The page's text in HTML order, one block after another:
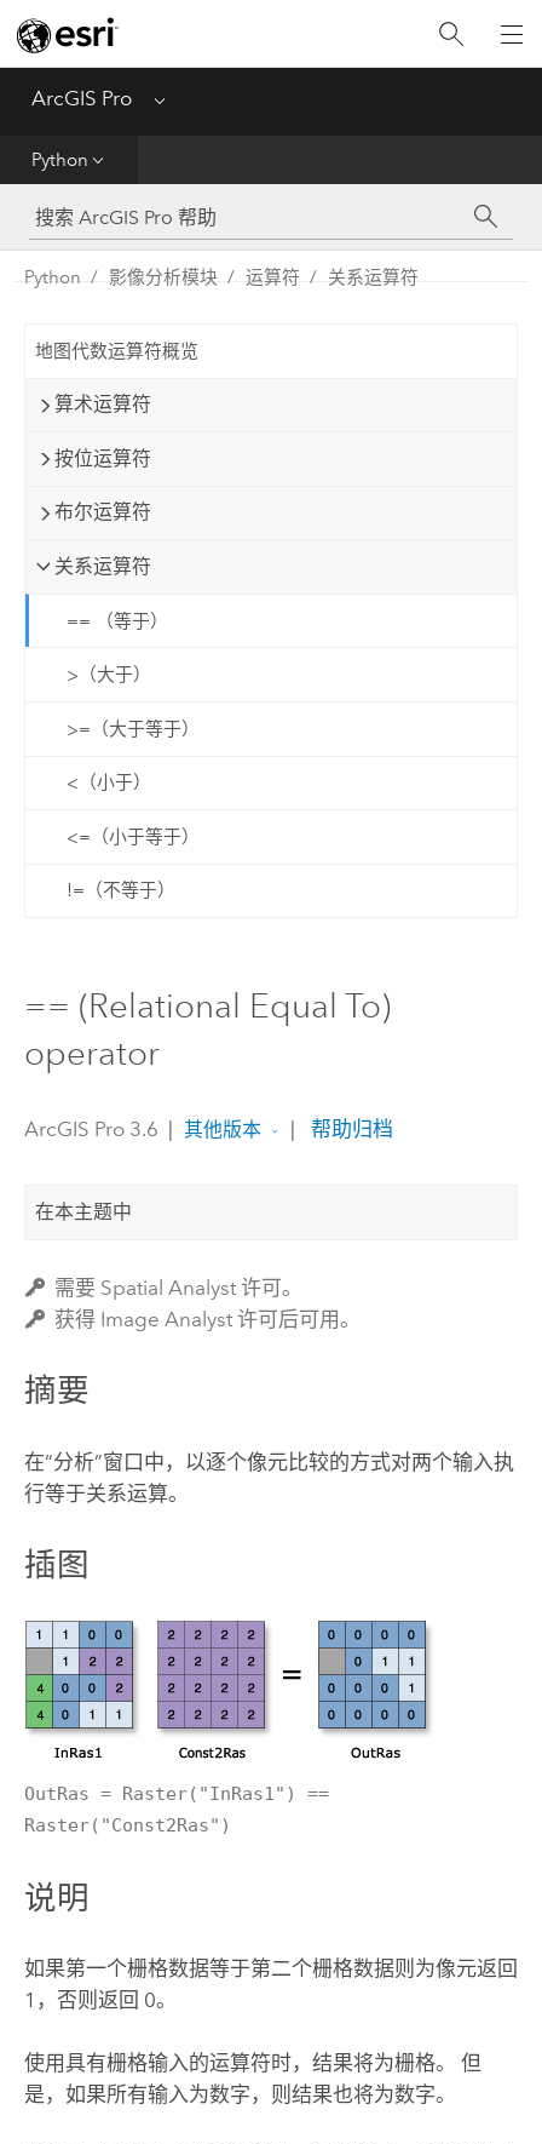
ArcGIS Pro Menu
Python
工具参考
Python
Python 影像分析模块 运算符 关系运算符
地图代数运算符概览
算术运算符
按位运算符
布尔运算符
关系运算符
== （等于）
>（大于）
>=（大于等于）
<（小于）
<=（小于等于）
!=（不等于）
== (Relational Equal To)
operator
ArcGIS Pro 3.6 其他版本 帮助归档
在本主题中
需要 Spatial Analyst 许可。
获得 Image Analyst 许可后可用。
摘要
在“分析”窗口中，以逐个像元比较的方式对两个输入执
行等于关系运算。
插图
OutRas = Raster("InRas1") ==
Raster("Const2Ras")
说明
如果第一个栅格数据等于第二个栅格数据则为像元返回
1，否则返回 0。
使用具有栅格输入的运算符时，结果将为栅格。 但
是，如果所有输入为数字，则结果也将为数字。